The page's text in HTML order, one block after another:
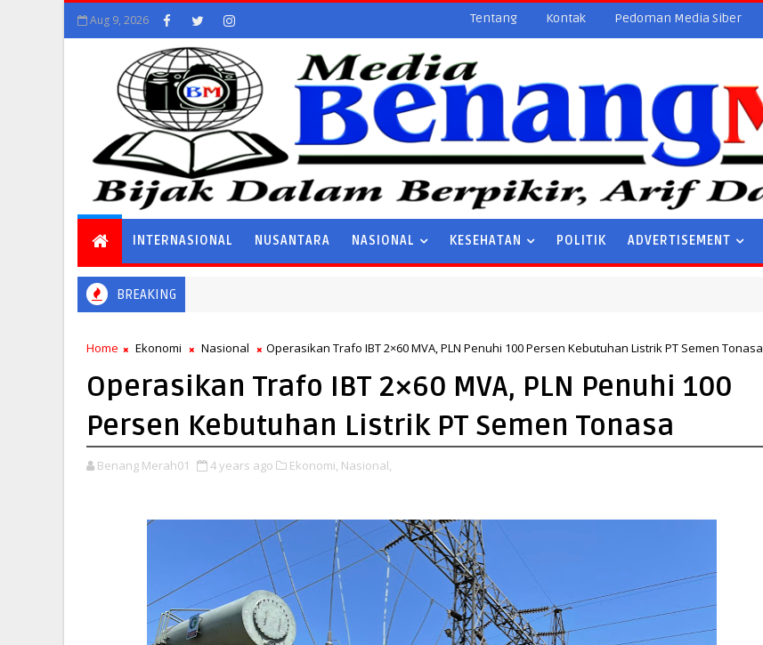
Aug 9, 2026 Tentang Kontak Pedoman Media Siber
INTERNASIONAL NUSANTARA NASIONAL KESEHATAN POLITIK ADVERTISEMENT
BREAKING
Home Ekonomi Nasional Operasikan Trafo IBT 2×60 MVA, PLN Penuhi 100 Persen Kebutuhan Listrik PT Semen Tonasa
Operasikan Trafo IBT 2×60 MVA, PLN Penuhi 100
Persen Kebutuhan Listrik PT Semen Tonasa
Benang Merah01 4 years ago Ekonomi, Nasional,